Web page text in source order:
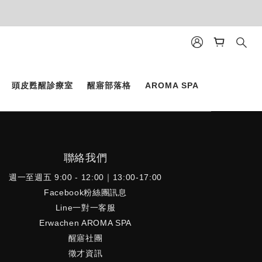
頭皮甦醒診療室 醒寤部落格 AROMA SPA
聯絡我們
週一至週五 9:00 - 12:00｜13:00-17:00
Facebook粉絲團訊息
Line一對一客服
Erwachen AROMA SPA
醒寤社團
徵才資訊